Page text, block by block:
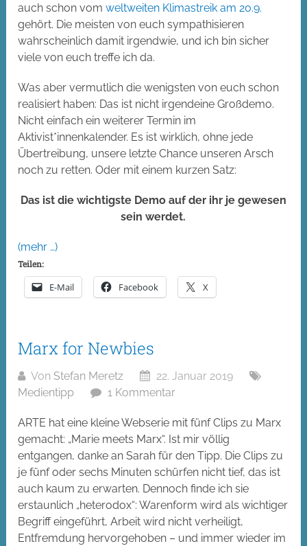
auch schon vomweltweiten Klimastreik am 20.9.
gehört. Die meisten von euch sympathisieren
wahrscheinlich damit irgendwie, und ich bin sicher
viele von euch treffe ich da.
Was aber vermutlich die wenigsten von euch schon
realisiert haben: Das ist nicht irgendeine Großdemo.
Nicht einfach ein weiterer Termin im
Aktivist*innenkalender. Es ist wirklich, ohne jede
Übertreibung, unsere letzte Chance unseren Arsch
noch zu retten. Oder mit einem kurzen Satz:
Das ist die wichtigste Demo auf der ihr je gewesen
sein werdet.
(mehr …)
Teilen:
E-Mail Facebook X
Marx for Newbies
Von Stefan Meretz
22. Januar 2019
Medientipp
1 Kommentar
ARTE hat eine kleine Webserie mit fünf Clips zu Marx
gemacht: „Marie meets Marx“. Ist mir völlig
entgangen, danke an Sarah für den Tipp. Die Clips zu
je fünf oder sechs Minuten schürfen nicht tief, das ist
auch kaum zu erwarten. Dennoch finde ich sie
erstaunlich „heterodox“: Warenform wird als wichtiger
Begriff eingeführt, Arbeit wird nicht verheiligt,
Entfremdung hervorgehoben – und immer wieder im